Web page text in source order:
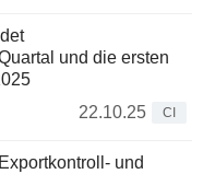
und die ersten
22.10.25
CI
und